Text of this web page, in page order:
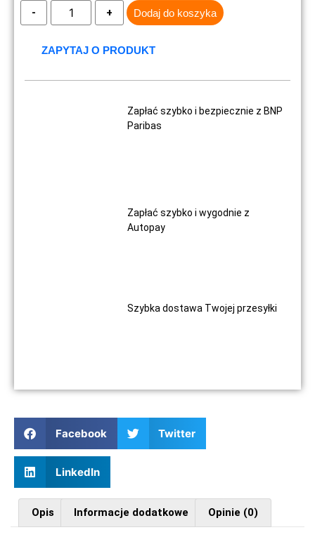
Facebook Twitter
LinkedIn
Dodaj do koszyka
ZAPYTAJ O PRODUKT
Zapłać szybko i bezpiecznie z BNP
Paribas
Zapłać szybko i wygodnie z
Autopay
Szybka dostawa Twojej przesyłki
Opis Informacje dodatkowe Opinie (0)